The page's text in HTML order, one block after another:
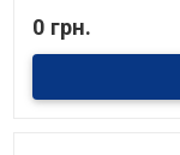
называемую
них водяных
ecoTEC plus
0 грн.